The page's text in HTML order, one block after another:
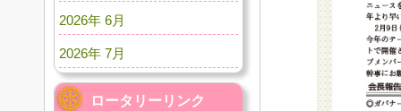
2026年 6月
2026年 7月
ロータリーリンク